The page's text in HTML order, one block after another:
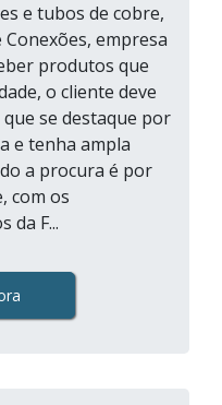
e tubos de cobre,
empresa
produtos que
o cliente deve
se destaque por
e tenha ampla
a procura é por
com os
da F...